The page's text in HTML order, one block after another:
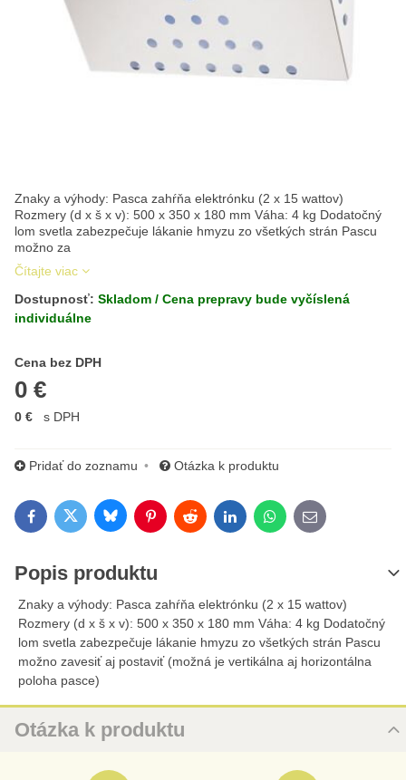
Znaky a výhody: Pasca zahŕňa elektrónku (2 x 15 wattov)
Rozmery (d x š x v): 500 x 350 x 180 mm Váha: 4 kg Dodatočný
lom svetla zabezpečuje lákanie hmyzu zo všetkých strán Pascu
možno za
Čítajte viac
Dostupnosť: Skladom / Cena prepravy bude vyčíslená
individuálne
Cena bez DPH
0 €
Cena s DPH
0 € s DPH
Pridať do zoznamu Otázka k produktu
FacebookTwitterBlueskyPinterestRedditLinkedInWhatsApp
E-mail
Popis produktu
Znaky a výhody: Pasca zahŕňa elektrónku (2 x 15 wattov)
Rozmery (d x š x v): 500 x 350 x 180 mm Váha: 4 kg Dodatočný
lom svetla zabezpečuje lákanie hmyzu zo všetkých strán Pascu
možno zavesiť aj postaviť (možná je vertikálna aj horizontálna
poloha pasce)
Otázka k produktu